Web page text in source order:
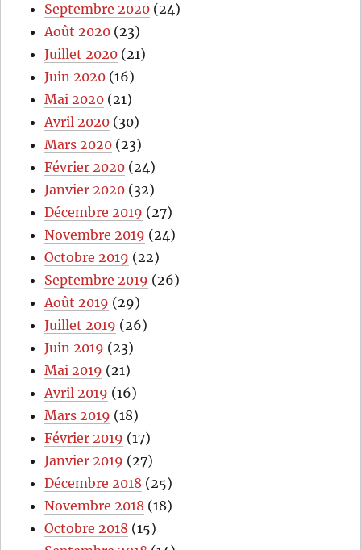
Septembre 2020 (24)
Août 2020 (23)
Juillet 2020 (21)
Juin 2020 (16)
Mai 2020 (21)
Avril 2020 (30)
Mars 2020 (23)
Février 2020 (24)
Janvier 2020 (32)
Décembre 2019 (27)
Novembre 2019 (24)
Octobre 2019 (22)
Septembre 2019 (26)
Août 2019 (29)
Juillet 2019 (26)
Juin 2019 (23)
Mai 2019 (21)
Avril 2019 (16)
Mars 2019 (18)
Février 2019 (17)
Janvier 2019 (27)
Décembre 2018 (25)
Novembre 2018 (18)
Octobre 2018 (15)